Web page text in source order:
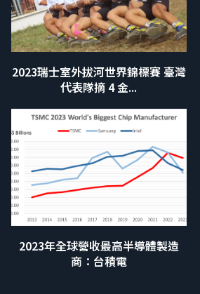
2023瑞士室外拔河世界錦標賽 臺灣
代表隊摘 4 金...
2023年全球營收最高半導體製造
商：台積電